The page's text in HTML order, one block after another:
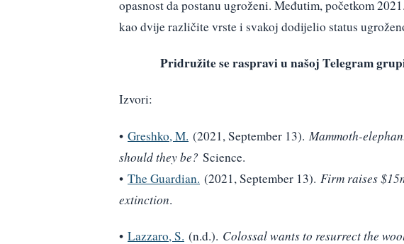
opasnost da postanu ugroženi. Međutim, početkom
kao dvije različite vrste i svakoj dodijelio status
Pridružite se raspravi u našoj Telegram
Izvori:
• Greshko, M. (2021, September 13). Mammoth-
should they be? Science.
• The Guardian. (2021, September 13). Firm raises
extinction.
• Lazzaro, S. (n.d.). Colossal wants to resurrect the